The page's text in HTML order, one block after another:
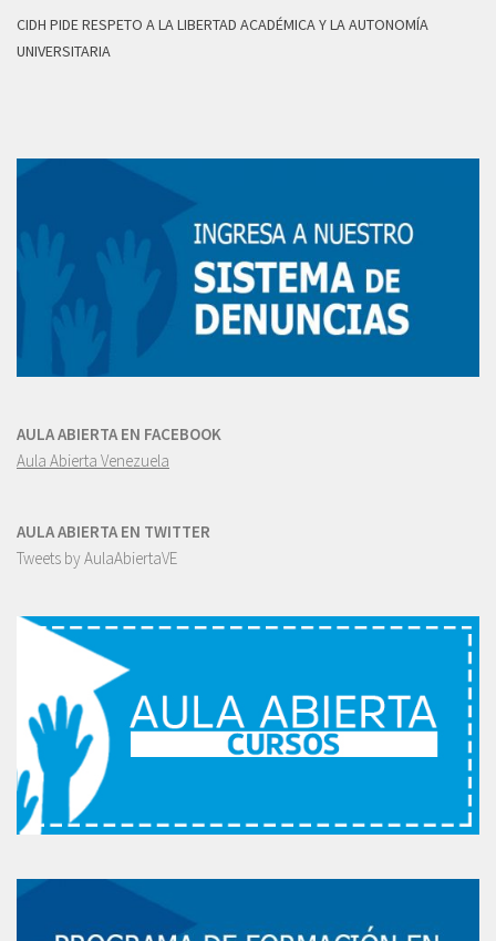
CIDH PIDE RESPETO A LA LIBERTAD ACADÉMICA Y LA AUTONOMÍA
UNIVERSITARIA
AULA ABIERTA EN FACEBOOK
Aula Abierta Venezuela
AULA ABIERTA EN TWITTER
Tweets by AulaAbiertaVE